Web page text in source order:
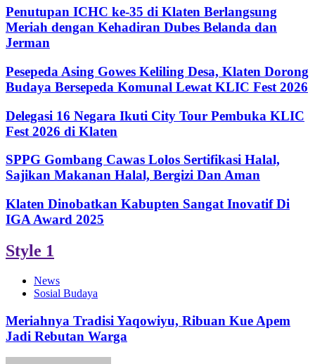
Penutupan ICHC ke-35 di Klaten Berlangsung
Meriah dengan Kehadiran Dubes Belanda dan
Jerman
Pesepeda Asing Gowes Keliling Desa, Klaten Dorong
Budaya Bersepeda Komunal Lewat KLIC Fest 2026
Delegasi 16 Negara Ikuti City Tour Pembuka KLIC
Fest 2026 di Klaten
SPPG Gombang Cawas Lolos Sertifikasi Halal,
Sajikan Makanan Halal, Bergizi Dan Aman
Klaten Dinobatkan Kabupten Sangat Inovatif Di
IGA Award 2025
Style 1
News
Sosial Budaya
Meriahnya Tradisi Yaqowiyu, Ribuan Kue Apem
Jadi Rebutan Warga